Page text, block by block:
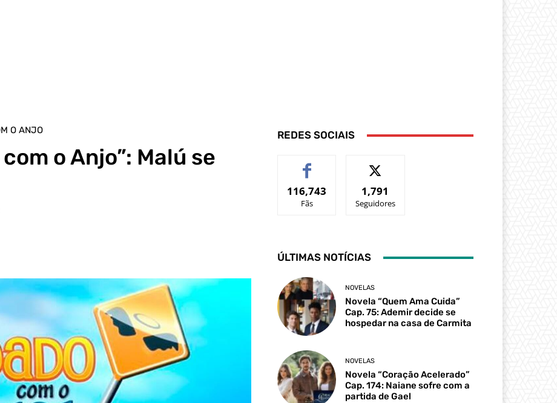
O ANJO
o Anjo”: Malú se
REDES SOCIAIS
116,743
Fãs
1,791
Seguidores
ÚLTIMAS NOTÍCIAS
NOVELAS
Novela “Quem Ama Cuida”
Cap. 75: Ademir decide se
hospedar na casa de Carmita
NOVELAS
Novela “Coração Acelerado”
Cap. 174: Naiane sofre com a
partida de Gael